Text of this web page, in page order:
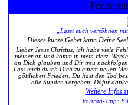
Friede
„Lasst euch versöhnen
Dieses kurze Gebet kann Deine
Lieber Jesus Christus, ich habe viele
meiner an und komm in mein Herz.
an Dich glauben und Dir treu
Lass mich durch Dich zu einem neuen
göttlichen Frieden. Du hast den Tod
alle Sünden vergeben. Dafür
Weitere Infos
Vortrag-Tipp: